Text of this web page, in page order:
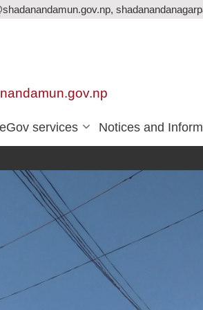
eGov services Notices and